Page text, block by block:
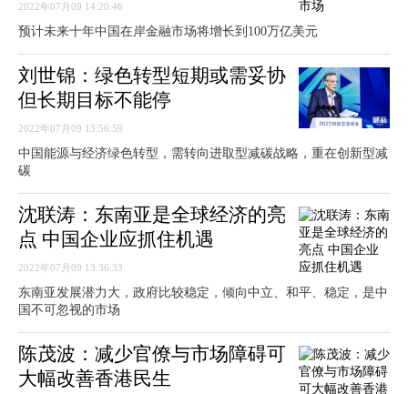
2022年07月09 14:20:46
预计未来十年中国在岸金融市场将增长到100万亿美元
刘世锦：绿色转型短期或需妥协
但长期目标不能停
2022年07月09 13:56:59
中国能源与经济绿色转型，需转向进取型减碳战略，重在创新型减
碳
沈联涛：东南亚是全球经济的亮
点 中国企业应抓住机遇
2022年07月09 13:36:33
东南亚发展潜力大，政府比较稳定，倾向中立、和平、稳定，是中
国不可忽视的市场
陈茂波：减少官僚与市场障碍可
大幅改善香港民生